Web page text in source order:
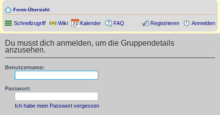
Foren-Übersicht
Schnellzugriff Wiki Kalender FAQ Anmelden
Registrieren
Du musst dich anmelden, um die Gruppendetails
anzusehen.
Benutzername:
Passwort:
Ich habe mein Passwort vergessen